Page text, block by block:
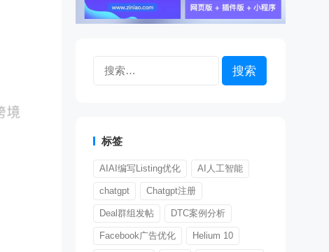
标签
AIAI编写Listing优化 AI人工智能
chatgpt Chatgpt注册
Deal群组发帖 DTC案例分析
Facebook广告优化 Helium 10